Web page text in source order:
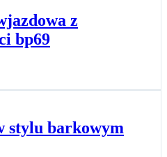
z
bp69
stylu barkowym